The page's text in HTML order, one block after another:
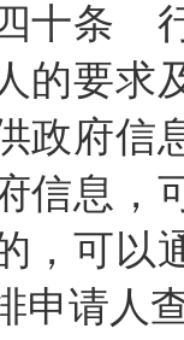
条 行
的要求
政府信
信息，
，可以
申请人